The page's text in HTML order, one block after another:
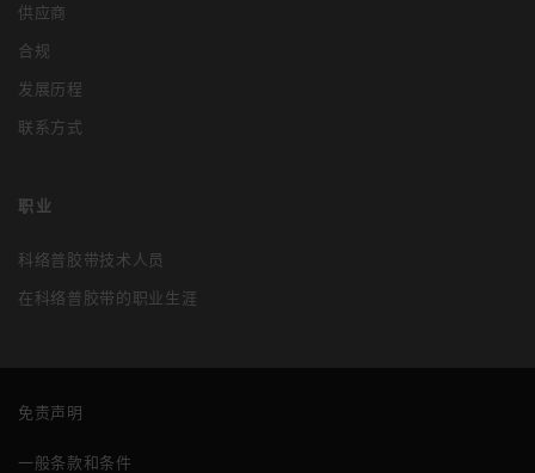
供应商
合规
发展历程
联系方式
职业
科络普胶带技术人员
在科络普胶带的职业生涯
免责声明
一般条款和条件